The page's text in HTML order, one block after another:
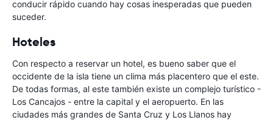
conducir rápido cuando hay cosas inesperadas que pueden
suceder.
Hoteles
Con respecto a reservar un hotel, es bueno saber que el
occidente de la isla tiene un clima más placentero que el este.
De todas formas, al este también existe un complejo turístico -
Los Cancajos - entre la capital y el aeropuerto. En las
ciudades más grandes de Santa Cruz y Los Llanos hay